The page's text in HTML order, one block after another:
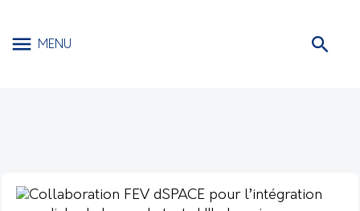
MENU